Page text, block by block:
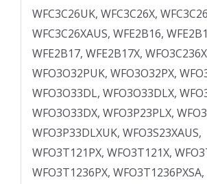
WFC3C26UK, WFC3C26X,
WFC3C26XAUS, WFE2B16,
WFE2B17, WFE2B17X,
WFO3O32PUK, WFO3O32PX,
WFO3O33DL, WFO3O33DLX,
WFO3O33DX, WFO3P23PLX,
WFO3P33DLXUK, WFO3S23XAUS,
WFO3T121PX, WFO3T121X,
WFO3T1236PX, WFO3T1236PXSA,